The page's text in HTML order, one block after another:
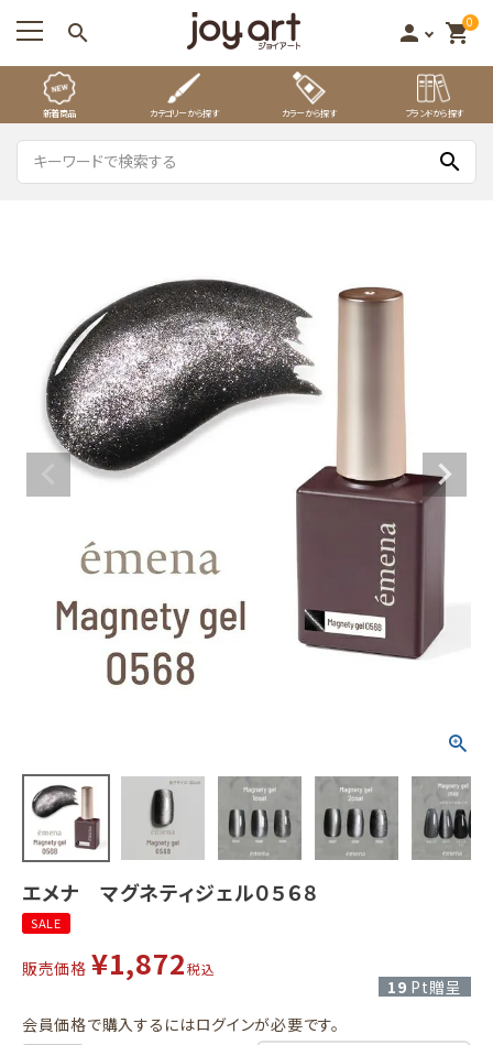
search person 0
shopping_cart
新着商品 カテゴリーから探す カラーから探す ブランドから探す
search
エメナ マグネティジェル０５６８
SALE
販売価格 ¥1,872税込
19 Pt贈呈
会員価格で購入するにはログインが必要です。